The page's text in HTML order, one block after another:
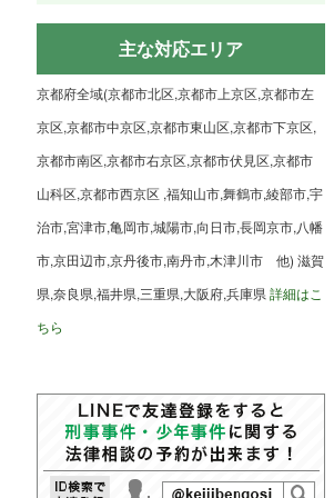
主な対応エリア
京都府全域(京都市北区,京都市上京区,京都市左
京区,京都市中京区,京都市東山区,京都市下京区,
京都市南区,京都市右京区,京都市伏見区,京都市
山科区,京都市西京区 ,福知山市,舞鶴市,綾部市,宇
治市,宮津市,亀岡市,城陽市,向日市,長岡京市,八幡
市,京田辺市,京丹後市,南丹市,木津川市 他) 滋賀
県,奈良県,福井県,三重県,大阪府,兵庫県 詳細はこ
ちら